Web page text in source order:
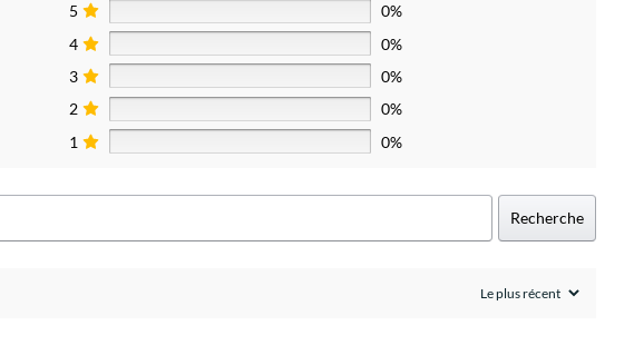
5
0%
4
0%
3
0%
2
0%
1
0%
Recherche